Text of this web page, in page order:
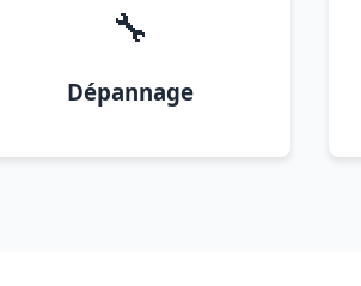
🔧
Dépannage